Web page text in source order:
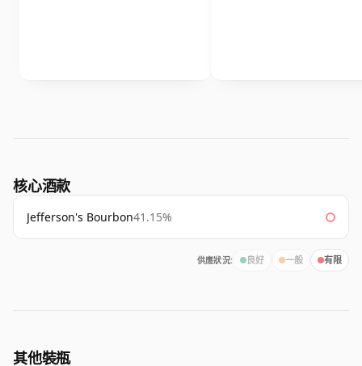
核心酒款
Jefferson's Bourbon41.15%
供應狀況: 良好 一般 有限
其他裝瓶